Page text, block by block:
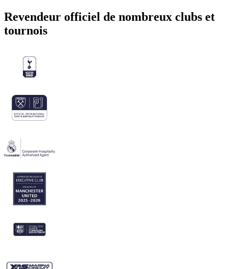
Revendeur officiel de nombreux clubs et
tournois